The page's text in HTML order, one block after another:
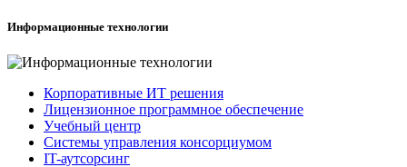
Информационные технологии
Корпоративные ИТ решения
Лицензионное программное обеспечение
Учебный центр
Системы управления консорциумом
IT-аутсорсинг